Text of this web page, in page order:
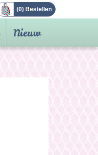
(0) Bestellen
Nieuw